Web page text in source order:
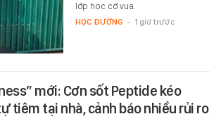
lớp học cờ vua.
HỌC ĐƯỜNG - 1 giờ trước
mới: Cơn sốt Peptide kéo
tiêm tại nhà, cảnh báo nhiều rủi ro